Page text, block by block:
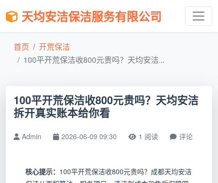
天均安洁保洁服务有限公司
首页
开荒保洁
100平开荒保洁收800元贵吗？天均安洁...
100平开荒保洁收800元贵吗？天均安洁
拆开真实账本给你看
Admin 2026-06-09 09:30 1 阅读 评论
核心提示： 100平开荒保洁收800元贵吗？成都天均安洁